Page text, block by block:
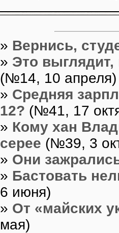
» Вернись,
» Это
(№14, 10 апреля)
» Средняя
12? (№41, 17
» Кому хан
серее (№39, 3
» Они
» Бастовать
6 июня)
» От «майских
мая)